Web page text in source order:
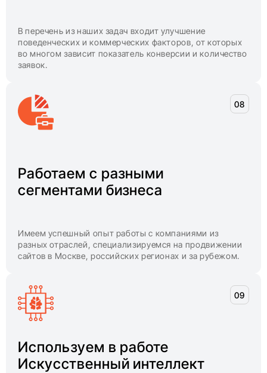
В перечень из наших задач входит улучшение
поведенческих и коммерческих факторов, от которых
во многом зависит показатель конверсии и количество
заявок.
Работаем с разными
сегментами бизнеса
Имеем успешный опыт работы с компаниями из
разных отраслей, специализируемся на продвижении
сайтов в Москве, российских регионах и за рубежом.
Используем в работе
Искусственный интеллект